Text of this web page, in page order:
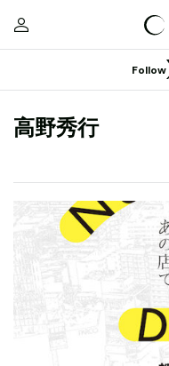
Follow
高野秀行